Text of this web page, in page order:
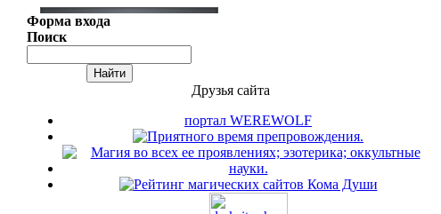
Форма входа
Поиск
Друзья сайта
портал WEREWOLF